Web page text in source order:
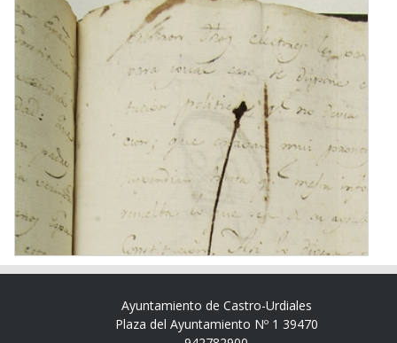
Ayuntamiento de Castro-Urdiales
Plaza del Ayuntamiento Nº 1 39470